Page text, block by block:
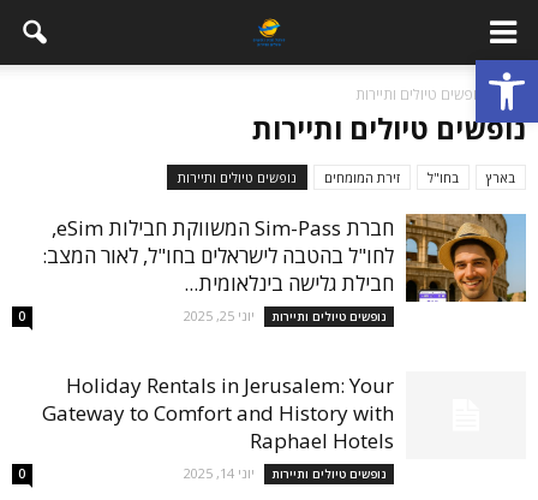
פתח סרגל נגישות
בית נופשים טיולים ותיירות
נופשים טיולים ותיירות
בארץ בחו"ל זירת המומחים נופשים טיולים ותיירות
חברת Sim-Pass המשווקת חבילות eSim,
לחו"ל בהטבה לישראלים בחו"ל, לאור המצב:
חבילת גלישה בינלאומית...
נופשים טיולים ותיירות יוני 25, 2025 0
Holiday Rentals in Jerusalem: Your
Gateway to Comfort and History with
Raphael Hotels
נופשים טיולים ותיירות יוני 14, 2025 0